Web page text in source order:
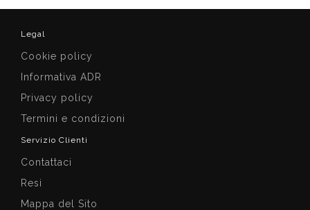
Legal
Cookie policy
Informativa ADR
Privacy policy
Termini e condizioni
Servizio Clienti
Contattaci
Resi
Mappa del Sito